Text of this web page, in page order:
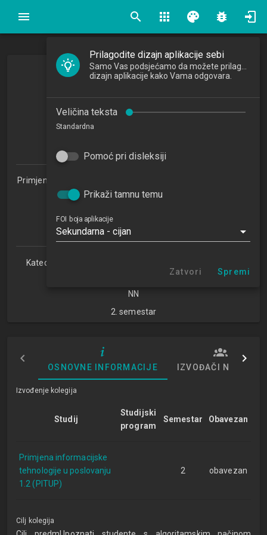
search apps palette bug_report
Programiranje
Programming
2013/2014
Primjena informacijske tehnologije u poslovanju 1.2 (PITUP)
Studijski centar Križevci (PITUP 1.2)
Studijski centar Sisak
Studijski centar Zabok
Katedra za teorijske i primijenjene osnove informacijskih
NN
2. semestar
OSNOVNE INFORMACIJE IZVOĐAČI NASTAVE
Izvođenje kolegija
Studij
Studijski
program
Semestar Obavezan
Primjena informacijske
tehnologije u poslovanju
1.2 (PITUP)
2 obavezan
Cilj kolegija
Prilagodite dizajn aplikacije sebi
dizajn aplikacije kako Vama odgovara.
Veličina teksta
Standardna
Pomoć pri disleksiji
Prikaži tamnu temu
FOI boja aplikacije
Sekundarna - cijan
Zatvori Spremi